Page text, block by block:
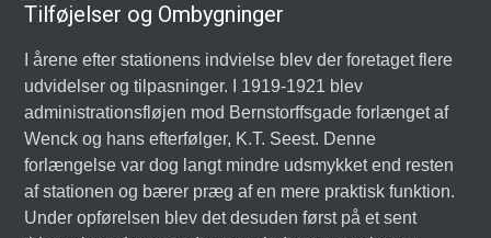
Tilføjelser og Ombygninger
I årene efter stationens indvielse blev der foretaget flere
udvidelser og tilpasninger. I 1919-1921 blev
administrationsfløjen mod Bernstorffsgade forlænget af
Wenck og hans efterfølger, K.T. Seest. Denne
forlængelse var dog langt mindre udsmykket end resten
af stationen og bærer præg af en mere praktisk funktion.
Under opførelsen blev det desuden først på et sent